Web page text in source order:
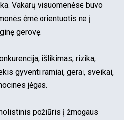
Vakarų visuomenėse buvo
ėmė orientuotis ne į
gerovę.
išlikimas, rizika,
gyventi ramiai, gerai, sveikai,
jėgas.
požiūris į žmogaus